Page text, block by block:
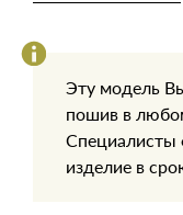
Эту модель
пошив в
Специалисты
изделие в